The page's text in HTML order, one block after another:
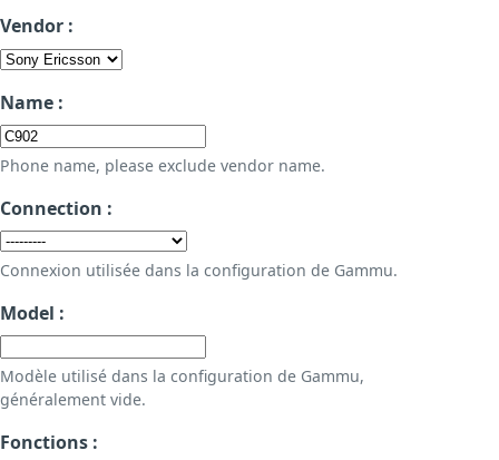
Vendor :
Name :
Phone name, please exclude vendor name.
Connection :
Connexion utilisée dans la configuration de Gammu.
Model :
Modèle utilisé dans la configuration de Gammu,
généralement vide.
Fonctions :